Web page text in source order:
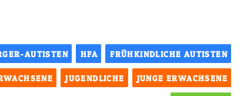
AUTISTEN HFA FRÜHKINDLICHE AUTISTEN
JUGENDLICHE JUNGE ERWACHSENE